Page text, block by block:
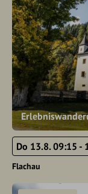
Do 13.8. 09:15 -
Flachau